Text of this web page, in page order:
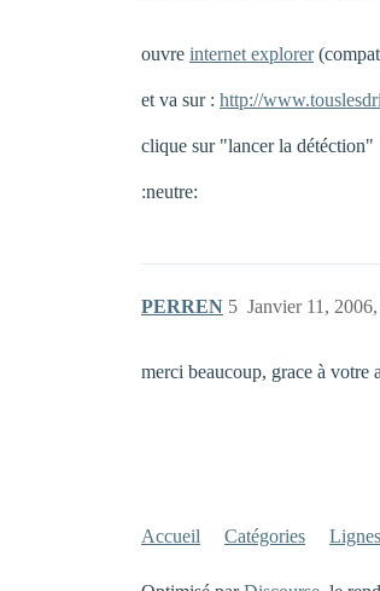
ouvre internet explorer
et va sur : http://
clique sur "lancer la détéction"
:neutre:
PERREN Janvier 11,
5
merci beaucoup, grace à votre
Accueil Catégories